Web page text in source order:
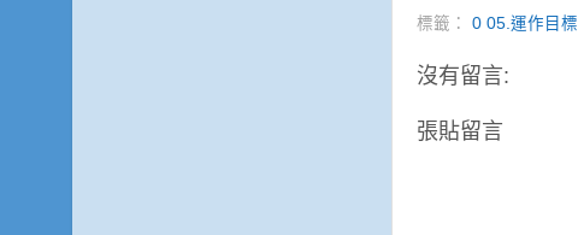
標籤： 0 05.運作目標
沒有留言:
張貼留言